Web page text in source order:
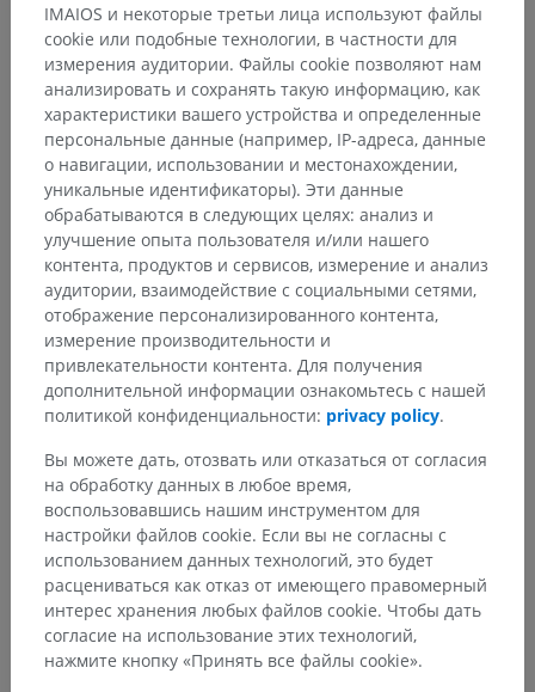
Анатомическая иерархия
Анатомия человека 2
Человеческое тело> Systemata visceralia
Пищеварительная система> Глотка>
Глоточные железы
Основные структуры:Нет анатомических терминов,
относящихся к этой части тела
Анатомия человека 1
Сравнительная анатомия
животных
Переводы
IMAIOS и некоторые третьи лица используют файлы
cookie или подобные технологии, в частности для
измерения аудитории. Файлы cookie позволяют нам
анализировать и сохранять такую информацию, как
характеристики вашего устройства и определенные
персональные данные (например, IP-адреса, данные
о навигации, использовании и местонахождении,
уникальные идентификаторы). Эти данные
обрабатываются в следующих целях: анализ и
улучшение опыта пользователя и/или нашего
контента, продуктов и сервисов, измерение и анализ
аудитории, взаимодействие с социальными сетями,
отображение персонализированного контента,
измерение производительности и
привлекательности контента. Для получения
дополнительной информации ознакомьтесь с нашей
политикой конфиденциальности: privacy policy.
Вы можете дать, отозвать или отказаться от согласия
на обработку данных в любое время,
воспользовавшись нашим инструментом для
настройки файлов cookie. Если вы не согласны с
использованием данных технологий, это будет
расцениваться как отказ от имеющего правомерный
интерес хранения любых файлов cookie. Чтобы дать
согласие на использование этих технологий,
нажмите кнопку «Принять все файлы cookie».